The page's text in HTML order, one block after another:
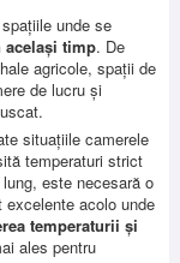
unde se
timp. De
agricole, spații de
de lucru și
situațiile camerele
temperaturi strict
este necesară o
acolo unde
temperaturii și
ales pentru